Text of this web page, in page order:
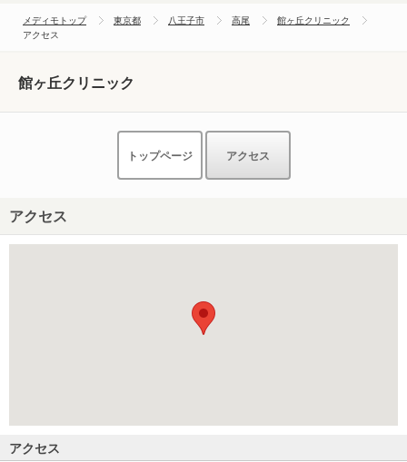
メディモトップ 東京都 八王子市 高尾
館ヶ丘クリニック
アクセス
館ヶ丘クリニック
トップページ アクセス
アクセス
アクセス